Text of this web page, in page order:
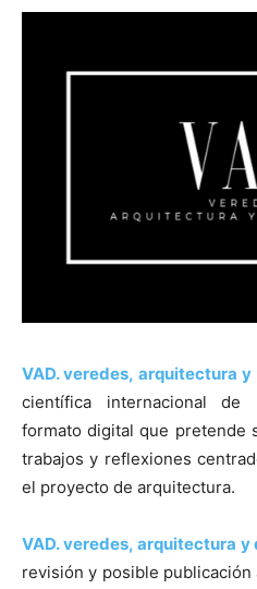
VAD. veredes, arquitectura
científica internacional de
formato digital que pretende
trabajos y reflexiones
el proyecto de arquitectura.
VAD. veredes, arquitectura
revisión y posible